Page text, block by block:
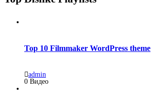
Top 10 Filmmaker WordPress theme
admin
0 Видео